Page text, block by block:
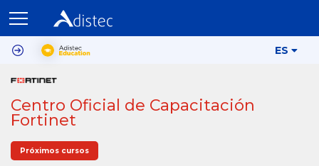
ES
Centro Oficial de Capacitación
Fortinet
Próximos cursos